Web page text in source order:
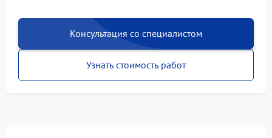
Консультация со специалистом
Узнать стоимость работ